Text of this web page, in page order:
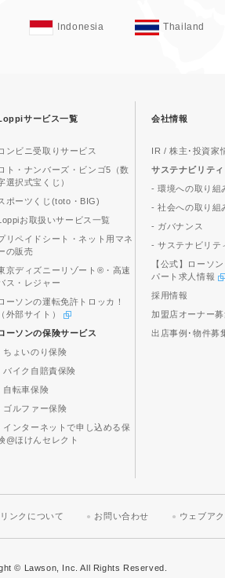
Indonesia Thailand
サービス一覧
ンビニ受取りサービス
ト・ナンバーズ・ビンゴ5（数
選択式宝くじ）
ポーツくじ(toto・BIG)
お取扱いサービス一覧
リペイドシート・ネット用マネ
の販売
京ディズニーリゾート®・高速
ス・レジャー
ーソンの運転免許トロッカ！
（外部サイト）
ーソンの保険サービス
ちょいのり保険
バイク自賠責保険
自転車保険
ゴルファー保険
インターネットで申し込める保
@ほけんセレクト
会社情報
IR / 株主･投資家
サステナビリティ
- 環境への取り組
- 社会への取り組
- ガバナンス
- サステナビリテ
【公式】ローソ
パート求人情報
採用情報
加盟店オーナー
出店事例･物件募
リンクについて お問い合わせ ウェブア
© Lawson, Inc. All Rights Reserved.